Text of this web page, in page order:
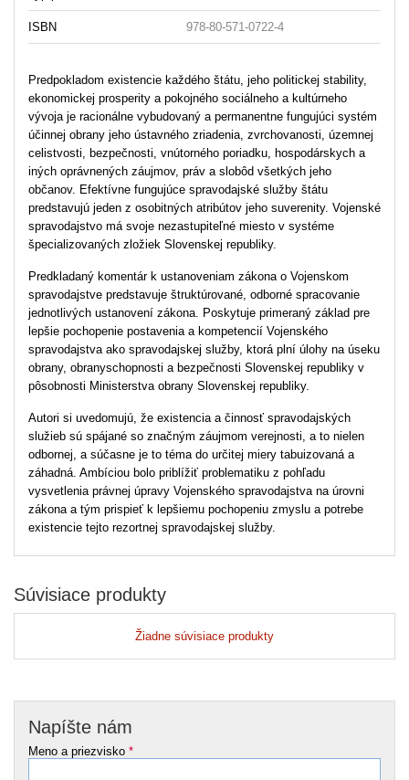
ISBN 978-80-571-0722-4
Predpokladom existencie každého štátu, jeho politickej stability,
ekonomickej prosperity a pokojného sociálneho a kultúrneho
vývoja je racionálne vybudovaný a permanentne fungujúci systém
účinnej obrany jeho ústavného zriadenia, zvrchovanosti, územnej
celistvosti, bezpečnosti, vnútorného poriadku, hospodárskych a
iných oprávnených záujmov, práv a slobôd všetkých jeho
občanov. Efektívne fungujúce spravodajské služby štátu
predstavujú jeden z osobitných atribútov jeho suverenity. Vojenské
spravodajstvo má svoje nezastupiteľné miesto v systéme
špecializovaných zložiek Slovenskej republiky.
Predkladaný komentár k ustanoveniam zákona o Vojenskom
spravodajstve predstavuje štruktúrované, odborné spracovanie
jednotlivých ustanovení zákona. Poskytuje primeraný základ pre
lepšie pochopenie postavenia a kompetencií Vojenského
spravodajstva ako spravodajskej služby, ktorá plní úlohy na úseku
obrany, obranyschopnosti a bezpečnosti Slovenskej republiky v
pôsobnosti Ministerstva obrany Slovenskej republiky.
Autori si uvedomujú, že existencia a činnosť spravodajských
služieb sú spájané so značným záujmom verejnosti, a to nielen
odbornej, a súčasne je to téma do určitej miery tabuizovaná a
záhadná. Ambíciou bolo priblížiť problematiku z pohľadu
vysvetlenia právnej úpravy Vojenského spravodajstva na úrovni
zákona a tým prispieť k lepšiemu pochopeniu zmyslu a potrebe
existencie tejto rezortnej spravodajskej služby.
Súvisiace produkty
Žiadne súvisiace produkty
Napíšte nám
Meno a priezvisko *